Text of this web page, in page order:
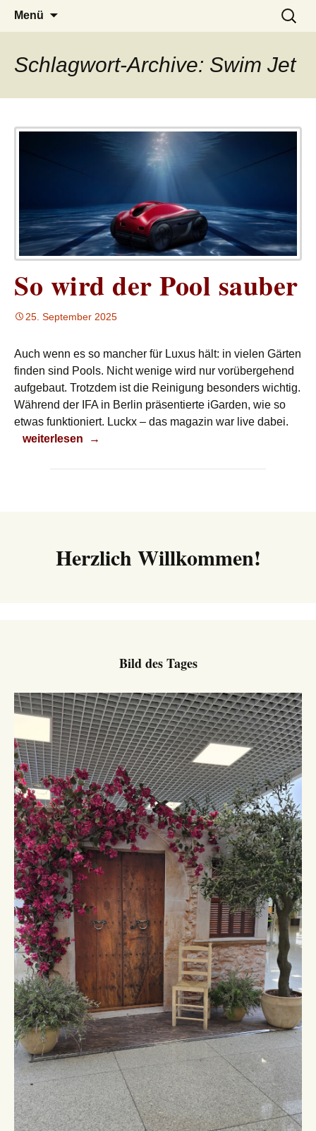
LUCKX
– das Magazin
Menü
Suchen
nach:
Schlagwort-Archive: Swim Jet
So wird der Pool sauber
25. September 2025
Auch wenn es so mancher für Luxus hält: in vielen Gärten
finden sind Pools. Nicht wenige wird nur vorübergehend
aufgebaut. Trotzdem ist die Reinigung besonders wichtig.
Während der IFA in Berlin präsentierte iGarden, wie so
etwas funktioniert. Luckx – das magazin war live dabei.
So wird der Pool sauber
weiterlesen →
Herzlich Willkommen!
Bild des Tages